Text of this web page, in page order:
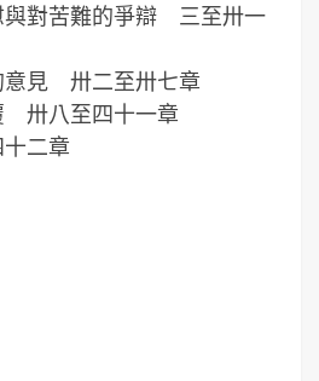
與對苦難的爭辯 三至卅一
意見 卅二至卅七章
卅八至四十一章
二章